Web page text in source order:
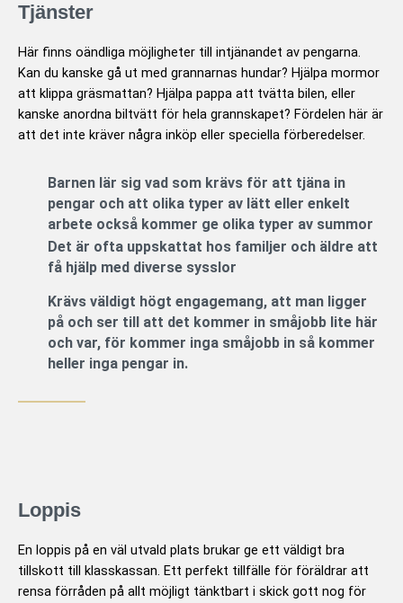
Tjänster
Här finns oändliga möjligheter till intjänandet av pengarna.
Kan du kanske gå ut med grannarnas hundar? Hjälpa mormor
att klippa gräsmattan? Hjälpa pappa att tvätta bilen, eller
kanske anordna biltvätt för hela grannskapet? Fördelen här är
att det inte kräver några inköp eller speciella förberedelser.
Barnen lär sig vad som krävs för att tjäna in
pengar och att olika typer av lätt eller enkelt
arbete också kommer ge olika typer av summor
Det är ofta uppskattat hos familjer och äldre att
få hjälp med diverse sysslor
Krävs väldigt högt engagemang, att man ligger
på och ser till att det kommer in småjobb lite här
och var, för kommer inga småjobb in så kommer
heller inga pengar in.
Loppis
En loppis på en väl utvald plats brukar ge ett väldigt bra
tillskott till klasskassan. Ett perfekt tillfälle för föräldrar att
rensa förråden på allt möjligt tänktbart i skick gott nog för